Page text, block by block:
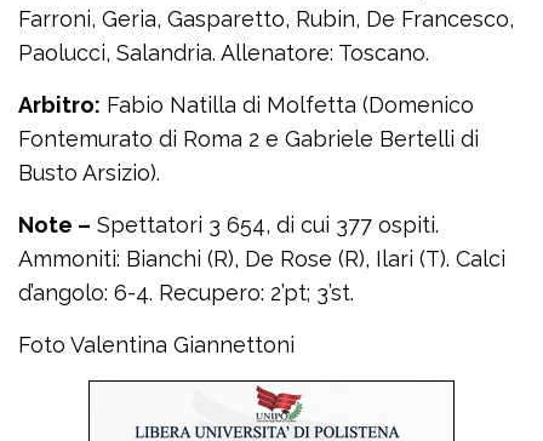
Farroni, Geria, Gasparetto, Rubin, De Francesco,
Paolucci, Salandria. Allenatore: Toscano.
Arbitro: Fabio Natilla di Molfetta (Domenico
Fontemurato di Roma 2 e Gabriele Bertelli di
Busto Arsizio).
Note – Spettatori 3 654, di cui 377 ospiti.
Ammoniti: Bianchi (R), De Rose (R), Ilari (T). Calci
d’angolo: 6-4. Recupero: 2’pt; 3’st.
Foto Valentina Giannettoni